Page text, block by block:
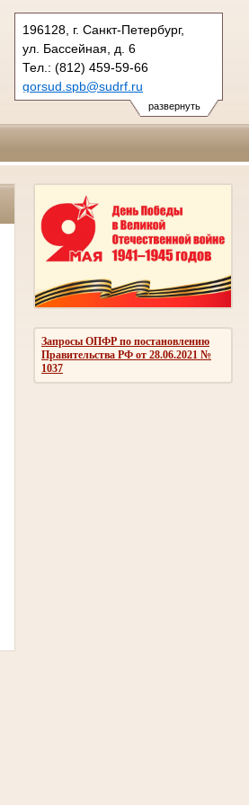
развернуть
196128, г. Санкт-Петербург,
ул. Бассейная, д. 6
Тел.: (812) 459-59-66
gorsud.spb@sudrf.ru
показать на карте
Запросы ОПФР по постановлению
Правительства РФ от 28.06.2021 №
1037